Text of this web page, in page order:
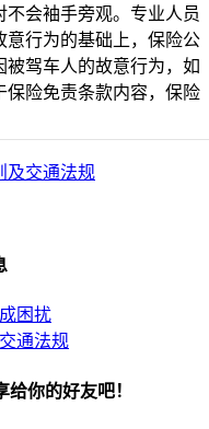
会袖手旁观。专业人员
意行为的基础上，保险公
驾车人的故意行为，如
保险免责条款内容，保险
及交通法规
困扰
通法规
你的好友吧！